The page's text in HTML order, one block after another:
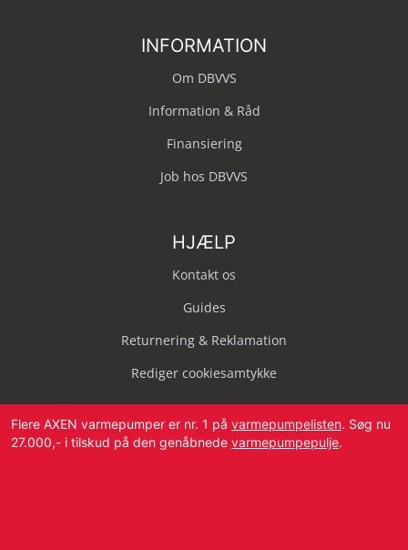
INFORMATION
Om DBVVS
Information & Råd
Finansiering
Job hos DBVVS
HJÆLP
Kontakt os
Guides
Returnering & Reklamation
Rediger cookiesamtykke
Flere AXEN varmepumper er nr. 1 på varmepumpelisten. Søg nu
27.000,- i tilskud på den genåbnede varmepumpepulje.